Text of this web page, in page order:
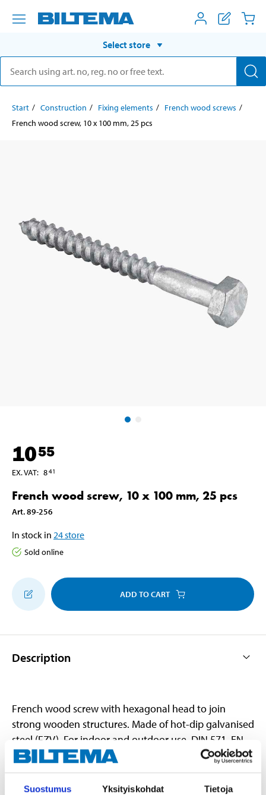
Suostumus Yksityiskohdat Tietoja
Select store
Start Construction Fixing elements
French wood screws
French wood screw, 10 x 100 mm, 25 pcs
1055
EX. VAT: 841
French wood screw, 10 x 100 mm, 25 pcs
Art.89-256
In stock in 24store
Sold online
ADD TO CART
Description
French wood screw with hexagonal head to join
strong wooden structures. Made of hot-dip galvanised
steel (FZV). For indoor and outdoor use. DIN 571. EN
14592.